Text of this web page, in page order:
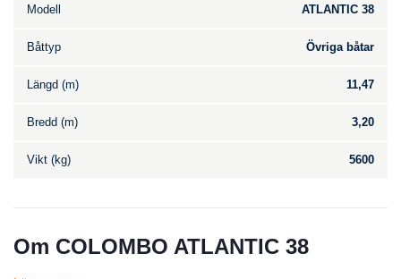
Modell ATLANTIC 38
Båttyp Övriga båtar
Längd (m) 11,47
Bredd (m) 3,20
Vikt (kg) 5600
Om COLOMBO ATLANTIC 38